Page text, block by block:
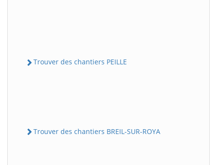
Trouver des chantiers PEILLE
Trouver des chantiers BREIL-SUR-ROYA